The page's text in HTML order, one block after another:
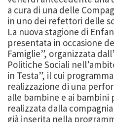
a cura di una delle
in uno dei refettori delle
La nuova stagione di
presentata in occasione
Famiglie”, organizzata
Politiche Sociali
in Testa”, il cui
realizzazione di una
alle bambine e ai bambini
realizzata dalla
già inserita nella